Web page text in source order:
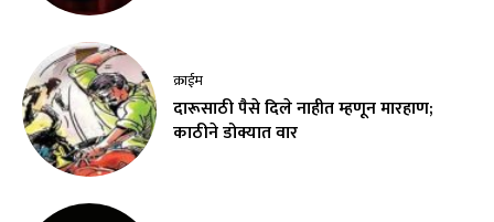
क्राईम
दारूसाठी पैसे दिले नाहीत म्हणून मारहाण;
काठीने डोक्यात वार